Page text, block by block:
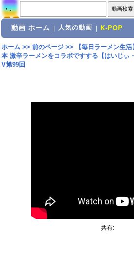
動画 ホーム 人気の動画 K-POP
ホーム>> 前のページ>>
【毎日ラーメン生
本 激辛ラーメンをコラボですする【はいじぃ
V第99回
共有: